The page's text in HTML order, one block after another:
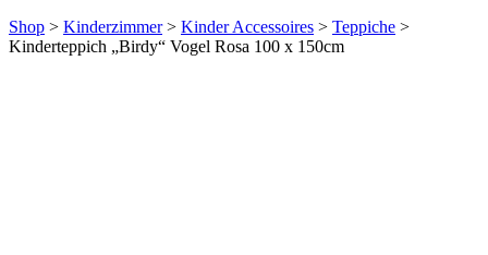
Shop > Kinderzimmer> Kinder Accessoires > Teppiche >
Kinderteppich „Birdy“ Vogel Rosa 100 x 150cm